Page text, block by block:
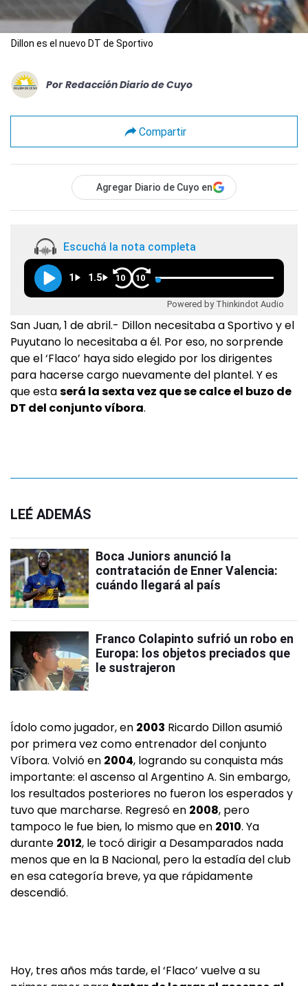
Dillon es el nuevo DT de Sportivo
Por Redacción Diario de Cuyo
Compartir
Agregar Diario de Cuyo en
Escuchá la nota completa
1 1.5 10 10
Powered by Thinkindot Audio
San Juan, 1 de abril.- Dillon necesitaba a Sportivo y el
Puyutano lo necesitaba a él. Por eso, no sorprende
que el ‘Flaco’ haya sido elegido por los dirigentes
para hacerse cargo nuevamente del plantel. Y es
que estaserá la sexta vez que se calce el buzo de
DT del conjunto víbora.
LEÉ ADEMÁS
Boca Juniors anunció la
contratación de Enner Valencia:
cuándo llegará al país
Franco Colapinto sufrió un robo en
Europa: los objetos preciados que
le sustrajeron
Ídolo como jugador, en 2003 Ricardo Dillon asumió
por primera vez como entrenador del conjunto
Víbora. Volvió en 2004, logrando su conquista más
importante: el ascenso al Argentino A. Sin embargo,
los resultados posteriores no fueron los esperados y
tuvo que marcharse. Regresó en 2008, pero
tampoco le fue bien, lo mismo que en 2010. Ya
durante 2012, le tocó dirigir a Desamparados nada
menos que en la B Nacional, pero la estadía del club
en esa categoría breve, ya que rápidamente
descendió.
Hoy, tres años más tarde, el ‘Flaco’ vuelve a su